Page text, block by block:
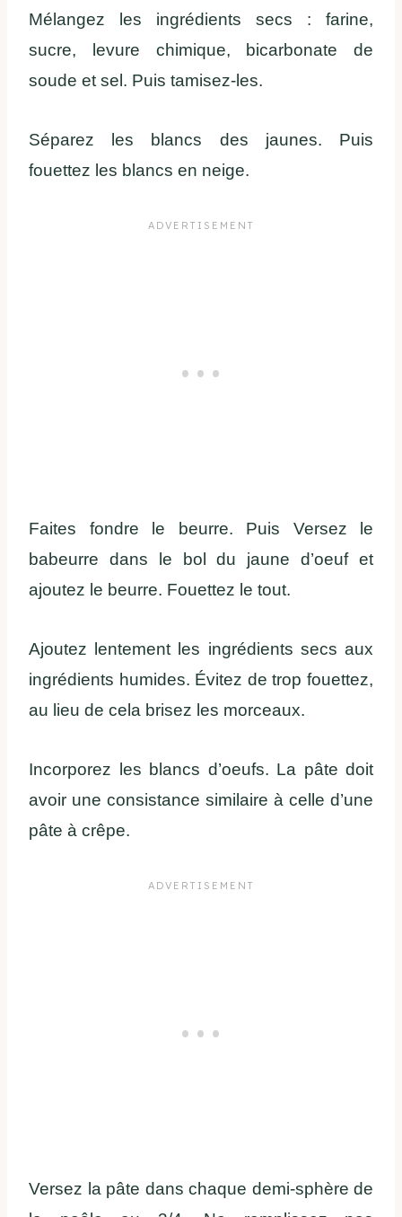
Mélangez les ingrédients secs : farine,
sucre, levure chimique, bicarbonate de
soude et sel. Puis tamisez-les.
Séparez les blancs des jaunes. Puis
fouettez les blancs en neige.
Faites fondre le beurre. Puis Versez le
babeurre dans le bol du jaune d’oeuf et
ajoutez le beurre. Fouettez le tout.
Ajoutez lentement les ingrédients secs aux
ingrédients humides. Évitez de trop fouettez,
au lieu de cela brisez les morceaux.
Incorporez les blancs d’oeufs. La pâte doit
avoir une consistance similaire à celle d’une
pâte à crêpe.
Versez la pâte dans chaque demi-sphère de